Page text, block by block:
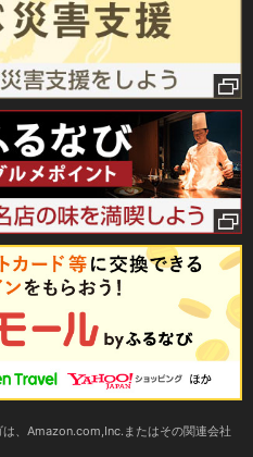
、Amazon.com,Inc.またはその関連会社